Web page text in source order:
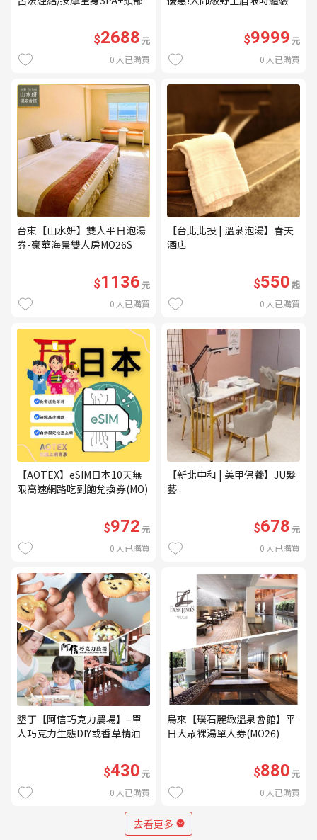
$2688元
0 人已購買
優惠券（無補色） (MO)
$9999元
0 人已購買
台東【山水妍】雙人平日泡湯
券-豪華海景雙人房MO26S
$1136元
0 人已購買
【台北北投 | 溫泉泡湯】春天
酒店
$550起
0 人已購買
【AOTEX】eSIM日本10天無
限高速網路吃到飽兌換券(MO)
$972元
0 人已購買
【新北中和 | 美甲保養】JU髮
藝
$678元
0 人已購買
墾丁【阿信巧克力農場】–單
人巧克力生態DIY或香草精油
$430元
0 人已購買
烏來【璞石麗緻溫泉會館】平
日大眾裸湯單人券(MO26)
$880元
0 人已購買
去看更多